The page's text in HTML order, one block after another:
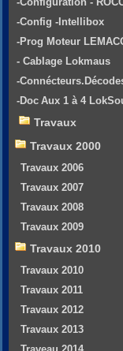
-Config -Intellibox
-Prog Moteur
- Cablage Lokmaus
-
-Doc Aux 1 à 4
Travaux
Travaux 2000
Travaux 2006
Travaux 2007
Travaux 2008
Travaux 2009
Travaux 2010
Travaux 2010
Travaux 2011
Travaux 2012
Travaux 2013